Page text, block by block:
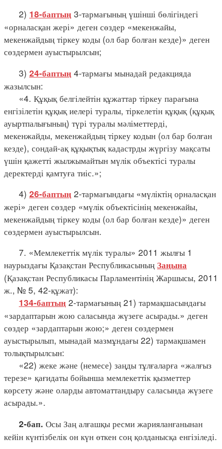
2) 18-баптың 3-тармағының үшінші бөлігіндегі
«орналасқан жері» деген сөздер «мекенжайы,
мекенжайдың тіркеу коды (ол бар болған кезде)» деген
сөздермен ауыстырылсын;
3) 24-баптың 4-тармағы мынадай редакцияда
жазылсын:
«4. Құқық белгілейтін құжаттар тіркеу парағына
енгізілетін құқық иелері туралы, тіркелетін құқық (құқық
ауыртпалығының) түрі туралы мәліметтерді,
мекенжайды, мекенжайдың тіркеу кодын (ол бар болған
кезде), сондай-ақ құқықтық кадастрды жүргізу мақсаты
үшін қажетті жылжымайтын мүлік объектісі туралы
деректерді қамтуға тиіс.»;
4) 26-баптың 2-тармағындағы «мүліктің орналасқан
жері» деген сөздер «мүлік объектісінің мекенжайы,
мекенжайдың тіркеу коды (ол бар болған кезде)» деген
сөздермен ауыстырылсын.
7. «Мемлекеттік мүлік туралы» 2011 жылғы 1
наурыздағы Қазақстан Республикасының Заңына
(Қазақстан Республикасы Парламентінің Жаршысы, 2011
ж., № 5, 42-құжат):
134-баптың 2-тармағының 21) тармақшасындағы
«зардаптарын жою саласында жүзеге асырады.» деген
сөздер «зардаптарын жою;» деген сөздермен
ауыстырылып, мынадай мазмұндағы 22) тармақшамен
толықтырылсын:
«22) жеке және (немесе) заңды тұлғаларға «жалғыз
терезе» қағидаты бойынша мемлекеттік қызметтер
көрсету және оларды автоматтандыру саласында жүзеге
асырады.».
2-бап. Осы Заң алғашқы ресми жарияланғанынан
кейін күнтізбелік он күн өткен соң қолданысқа енгізіледі.